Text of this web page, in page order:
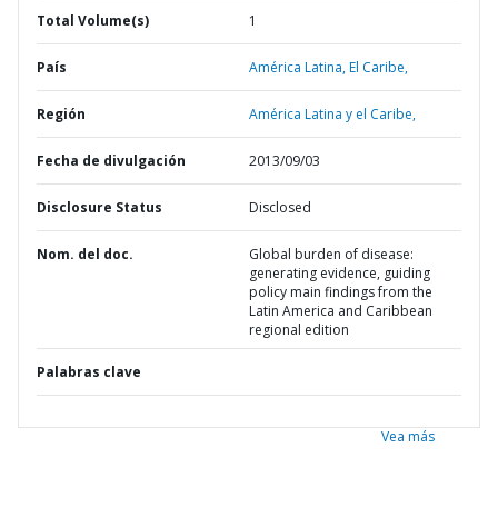
Total Volume(s) 1
País América Latina,El Caribe,
Región América Latina y el Caribe,
Fecha de divulgación 2013/09/03
Disclosure Status Disclosed
Nom. del doc.
Global burden of disease:
generating evidence, guiding
policy main findings from the
Latin America and Caribbean
regional edition
Palabras clave
Vea más